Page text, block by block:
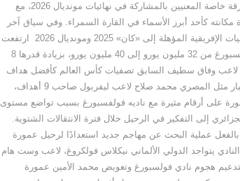
خاصة المعنيين بالمشاركة في نهائيات مونديال 2026، مع
كأحد أبرز الأسماء في القارة السمراء. وفي سياق آخر
الإفريقية المؤهلة إلى «كان»
2025 ومونديال 2026
ارتفعت
من 32 مليون يورو إلى 40 مليون يورو، بزيادة قدرها 8
لاعب وفاق سطيف السابق تصفيات كأس العالم كأفضل هداف
مثل المصري محمد صلاح لاعب ليفربول صاحب 9 أهداف،
على أرقام مثيرة مع ناديه فولفسبورغ بسبب تواضع مستوى
إلى التفكير في الرحيل خلال فترة الانتقالات الشتوية.
عملية البحث عن مهاجم جديد استعدادًا لرحيل عمورة
يتواجد الدولي الألماني نيكلاس فولكروغ، لاعب وست هام
لتدعيم هجوم نادي فولسبورغ وتعويض محمد الأمين عمورة